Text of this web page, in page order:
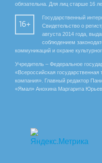
обязательна. Для лиц старше 16
16+
Государственный
Свидетельство о
августа 2014 года,
соблюдением
коммуникаций и охране
Учредитель – Федеральное
«Всероссийская
компания». Главный редактор
«Ямал» Анохина Маргарита